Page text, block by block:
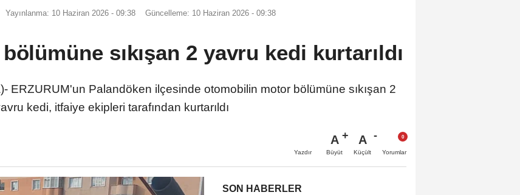
Yayınlanma: 10 Haziran 2026 - 09:38 Güncelleme: 10 Haziran 2026 - 09:38
sıkışan 2 yavru kedi kurtarıldı
ERZURUM'un Palandöken ilçesinde otomobilin motor bölümüne sıkışan 2
kedi, itfaiye ekipleri tarafından kurtarıldı
Yazdır
A
Büyüt
A
Küçült Yorumlar
SON HABERLER